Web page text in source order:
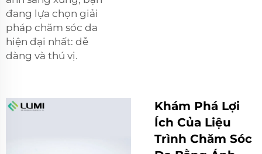
đang lựa chọn giải
pháp chăm sóc da
hiện đại nhất: dễ
dàng và thú vị.
Khám Phá Lợi
Ích Của Liệu
Trình Chăm Sóc